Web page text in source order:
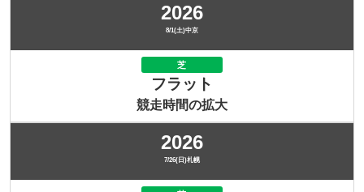
2026
8/1(土)中京
芝
フラット
競走時間の拡大
2026
7/26(日)札幌